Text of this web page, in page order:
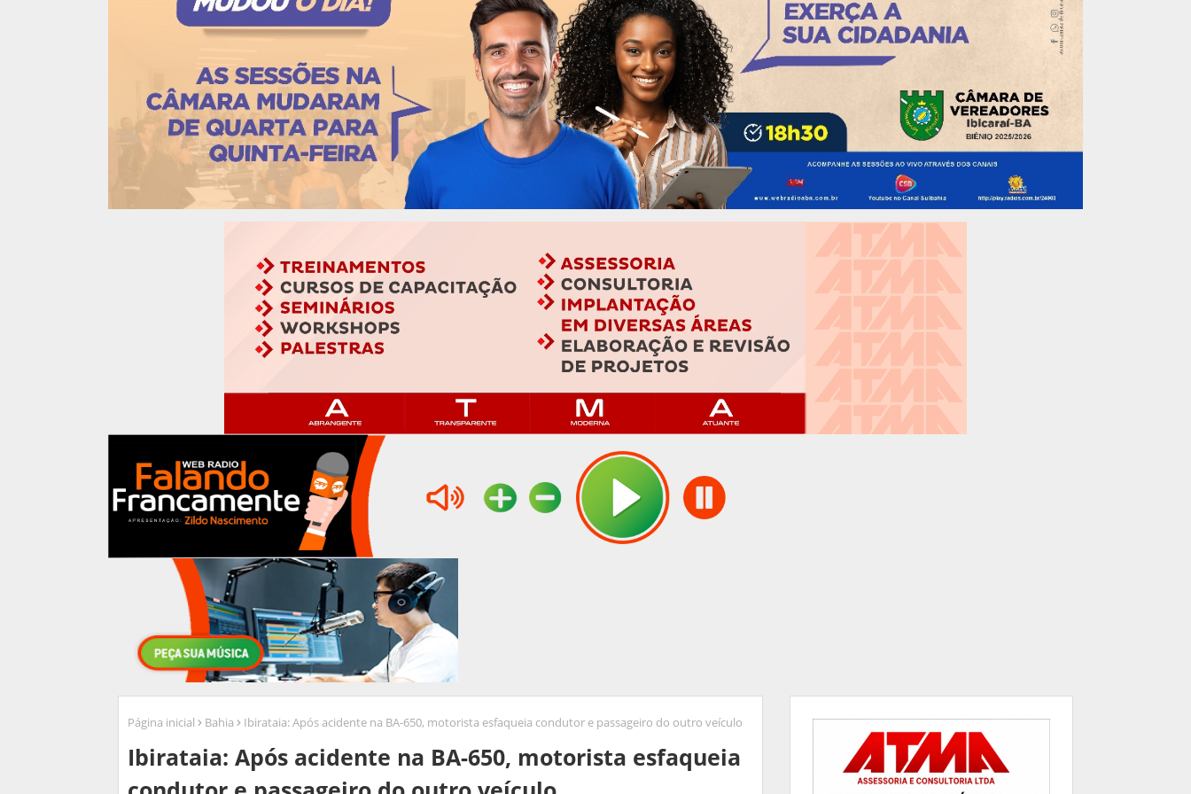
Página inicial Bahia Ibirataia: Após acidente na BA-650, motorista esfaqueia condutor e passageiro do outro veículo
Ibirataia: Após acidente na BA-650, motorista esfaqueia